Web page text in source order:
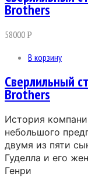
Brothers
58000Р
В корзину
Сверлильный
Brothers
История
небольшого
двумя из пяти
Гуделла и его
Генри